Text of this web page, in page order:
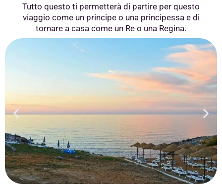
Tutto questo ti permetterà di partire per questo
viaggio come un principe o una principessa e di
tornare a casa come un Re o una Regina.